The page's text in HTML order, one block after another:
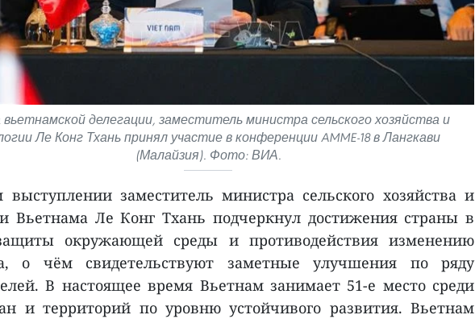
вьетнамской делегации, заместитель министра сельского хозяйства и
Ле Конг Тхань принял участие в конференции AMME-18 в Лангкави
(Малайзия). Фото: ВИА.
выступлении заместитель министра сельского хозяйства и
Вьетнама Ле Конг Тхань подчеркнул достижения страны в
окружающей среды и противодействия изменению
о чём свидетельствуют заметные улучшения по ряду
В настоящее время Вьетнам занимает 51-е место среди
и территорий по уровню устойчивого развития. Вьетнам